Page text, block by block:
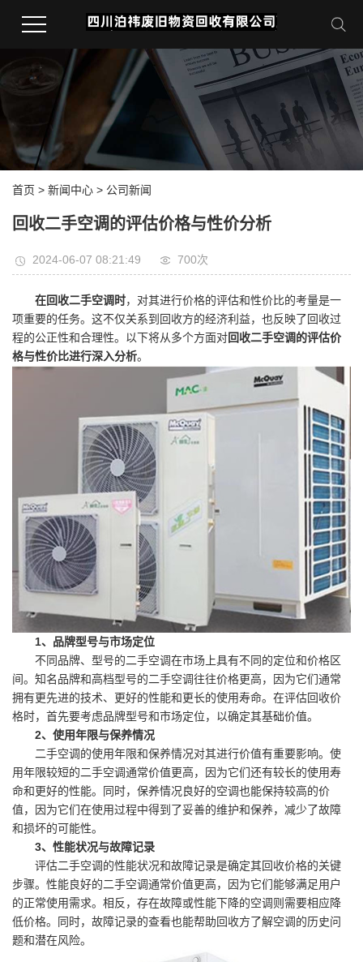
首页 > 新闻中心 > 公司新闻
回收二手空调的评估价格与性价分析
2024-06-07 08:21:49 700次
在回收二手空调时，对其进行价格的评估和性价比的考量是一
项重要的任务。这不仅关系到回收方的经济利益，也反映了回收过
程的公正性和合理性。以下将从多个方面对回收二手空调的评估价
格与性价比进行深入分析。
1、品牌型号与市场定位
不同品牌、型号的二手空调在市场上具有不同的定位和价格区
间。知名品牌和高档型号的二手空调往往价格更高，因为它们通常
拥有更先进的技术、更好的性能和更长的使用寿命。在评估回收价
格时，首先要考虑品牌型号和市场定位，以确定其基础价值。
2、使用年限与保养情况
二手空调的使用年限和保养情况对其进行价值有重要影响。使
用年限较短的二手空调通常价值更高，因为它们还有较长的使用寿
命和更好的性能。同时，保养情况良好的空调也能保持较高的价
值，因为它们在使用过程中得到了妥善的维护和保养，减少了故障
和损坏的可能性。
3、性能状况与故障记录
评估二手空调的性能状况和故障记录是确定其回收价格的关键
步骤。性能良好的二手空调通常价值更高，因为它们能够满足用户
的正常使用需求。相反，存在故障或性能下降的空调则需要相应降
低价格。同时，故障记录的查看也能帮助回收方了解空调的历史问
题和潜在风险。